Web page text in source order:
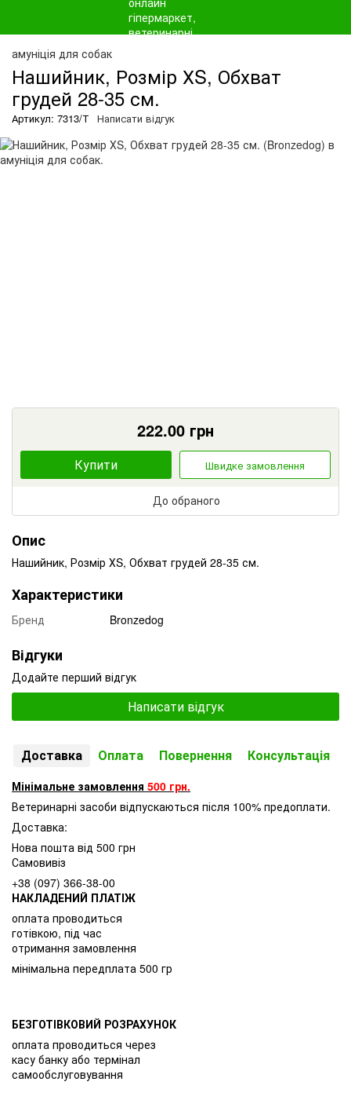
амуніція для собак
Нашийник, Розмір ХS, Обхват
грудей 28-35 см.
Артикул: 7313/Т Написати відгук
222.00 грн
Купити Швидке замовлення
До обраного
Опис
Нашийник, Розмір ХS, Обхват грудей 28-35 см.
Характеристики
Бренд Bronzedog
Відгуки
Додайте перший відгук
Написати відгук
Доставка Оплата Повернення Консультація
Мінімальне замовлення 500 грн.
Ветеринарні засоби відпускаються після 100% предоплати.
Доставка:
Нова пошта від 500 грн
Самовивіз
+38 (097) 366-38-00
НАКЛАДЕНИЙ ПЛАТІЖ
оплата проводиться
готівкою, під час
отримання замовлення
мінімальна передплата 500 гр
БЕЗГОТІВКОВИЙ РОЗРАХУНОК
оплата проводиться через
касу банку або термінал
самообслуговування